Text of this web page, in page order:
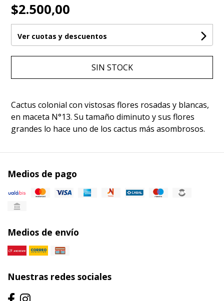
$2.500,00
Ver cuotas y descuentos
SIN STOCK
Cactus colonial con vistosas flores rosadas y blancas,
en maceta N°13. Su tamaño diminuto y sus flores
grandes lo hace uno de los cactus más asombrosos.
Medios de pago
Medios de envío
Nuestras redes sociales